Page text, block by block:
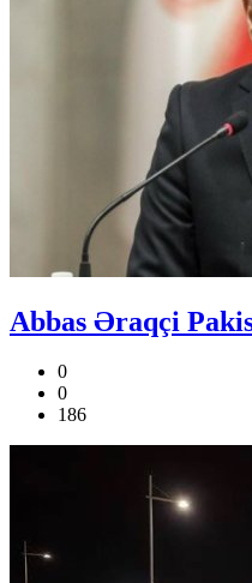
Abbas Əraqçi
0
0
186